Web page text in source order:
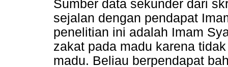
Sumber data sekunder dari
sejalan dengan pendapat
penelitian ini adalah Imam
zakat pada madu karena
madu. Beliau berpendapat